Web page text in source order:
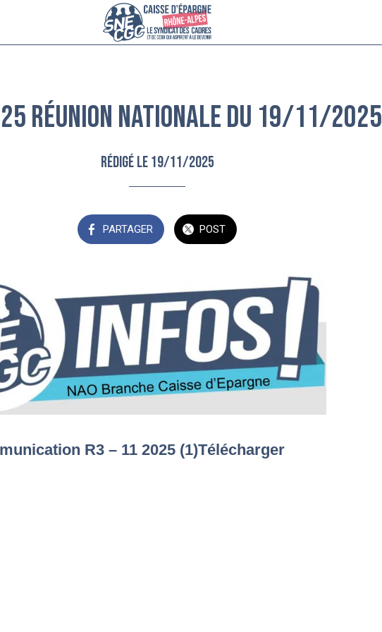
Réunion nationale du 19/11/2025
Rédigé le 19/11/2025
PARTAGER POST
R3 – 11 2025 (1)Télécharger